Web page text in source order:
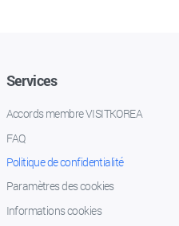
Services
Accords membre VISITKOREA
FAQ
Politique de confidentialité
Paramètres des cookies
Informations cookies